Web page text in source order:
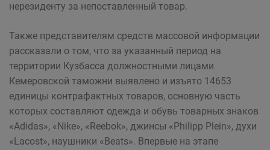
нерезиденту за непоставленный товар.
Также представителям средств массовой информации
рассказали о том, что за указанный период на
территории Кузбасса должностными лицами
Кемеровской таможни выявлено и изъято 14653
единицы контрафактных товаров, основную часть
которых составляют одежда и обувь товарных знаков
«Adidas», «Nike», «Reebok», джинсы «Philipp Plein», духи
«Lacost», наушники «Beats». Впервые на этапе